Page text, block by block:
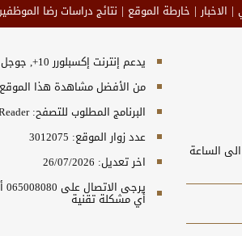
الاخبار خارطة الموقع نتائج دراسات رضا
من الأحد إلى الخميس، من الساعة 8:30 الى الساعة
يدعم إنترنت إكسبلورر 10+, جوجل كروم, فايرفوكس, سفاري
من الأفضل مشاهدة هذا الموقع من
البرنامج المطلوب للتصفح: Adobe Reader
عدد زوار الموقع: 3012075
اخر تعديل: 26/07/2026
أي مشكلة تقنية